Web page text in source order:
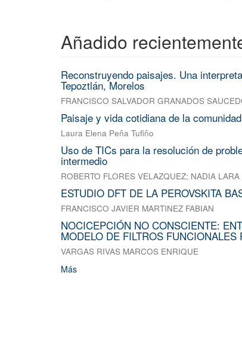
Añadido
Reconstruyendo paisajes. Una
Tepoztlán, Morelos
FRANCISCO SALVADOR GRANADOS
Paisaje y vida cotidiana de la
Laura Elena Peña Tufiño
Uso de TICs para la resolución de
intermedio
ROBERTO FLORES VELAZQUEZ; NADIA LARA
ESTUDIO DFT DE LA PEROVSKITA
FRANCISCO JAVIER MARTINEZ FABIAN
NOCICEPCIÓN NO CONSCIENTE:
MODELO DE FILTROS
VARGAS RIVAS MARCOS ENRIQUE
Más